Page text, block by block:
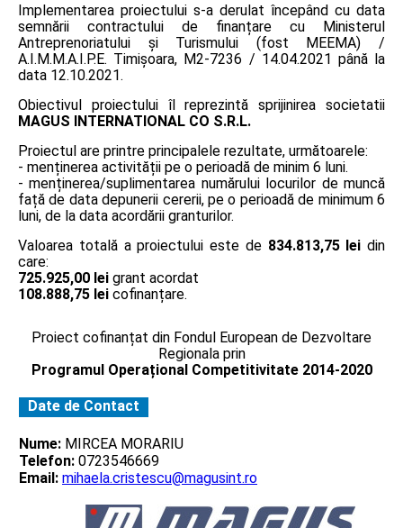
Implementarea proiectului s-a derulat începând cu data
semnării contractului de finanțare cu Ministerul
Antreprenoriatului și Turismului (fost MEEMA) /
A.I.M.M.A.I.P.E. Timişoara, M2-7236 / 14.04.2021 până la
data 12.10.2021.
Obiectivul proiectului îl reprezintă sprijinirea societatii
MAGUS INTERNATIONAL CO S.R.L.
Proiectul are printre principalele rezultate, următoarele:
- menținerea activității pe o perioadă de minim 6 luni.
- menținerea/suplimentarea numărului locurilor de muncă
față de data depunerii cererii, pe o perioadă de minimum 6
luni, de la data acordării granturilor.
Valoarea totală a proiectului este de 834.813,75 lei din
care:
725.925,00 lei grant acordat
108.888,75 lei cofinanțare.
Proiect cofinanțat din Fondul European de Dezvoltare
Regionala prin
Programul Operațional Competitivitate 2014-2020
Date de Contact
Nume: MIRCEA MORARIU
Telefon: 0723546669
Email: mihaela.cristescu@magusint.ro